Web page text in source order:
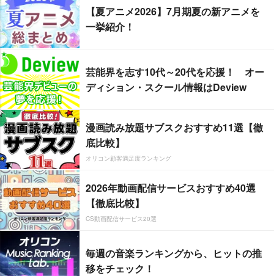
【夏アニメ2026】7月期夏の新アニメを
一挙紹介！
芸能界を志す10代～20代を応援！ オー
ディション・スクール情報はDeview
漫画読み放題サブスクおすすめ11選【徹
底比較】
オリコン顧客満足度ランキング
2026年動画配信サービスおすすめ40選
【徹底比較】
CS動画配信サービス20選
毎週の音楽ランキングから、ヒットの推
移をチェック！